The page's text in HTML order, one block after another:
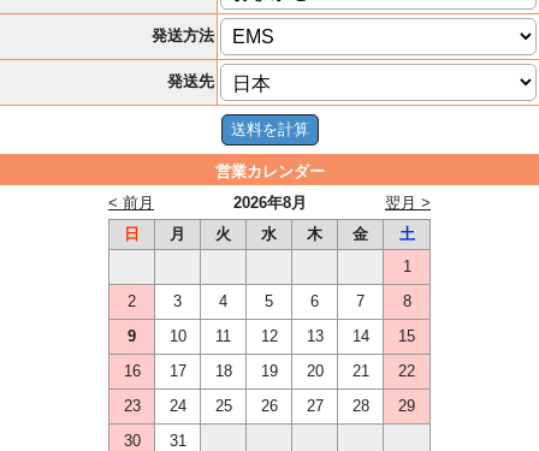
発送方法
発送先
営業カレンダー
2026年8月
< 前月
翌月 >
日
月 火 水 木 金
土
1
2
3 4 5 6 7
8
9
10 11 12 13 14
15
16
17 18 19 20 21
22
23
24 25 26 27 28
29
30
31